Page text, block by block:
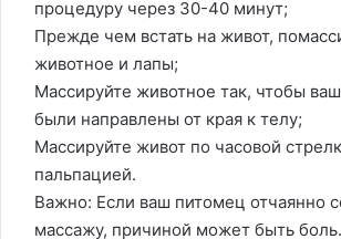
процедуру через 30-40 минут;
Прежде чем встать на живот,
животное и лапы;
Массируйте животное так, чтобы
были направлены от края к телу;
Массируйте живот по часовой
пальпацией.
Важно: Если ваш питомец отчаянно
массажу, причиной может быть